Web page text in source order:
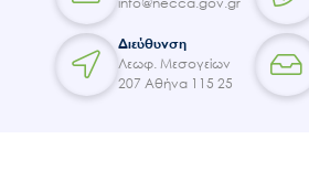
Διεύθυνση
Λεωφ. Μεσογείων
207 Αθήνα 115 25